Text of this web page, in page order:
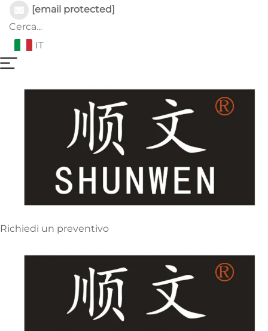
[email protected]
IT
Richiedi un preventivo